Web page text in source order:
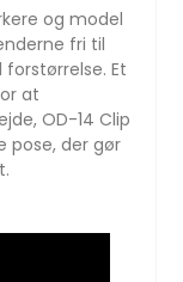
og model
fri til
Et
at
OD-14 Clip
pose, der gør